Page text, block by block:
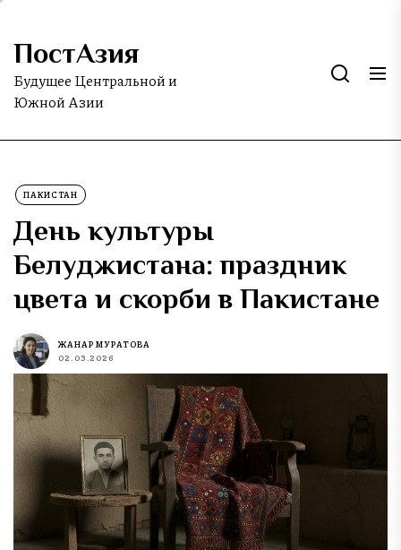
Skip
the
content
ПостАзия
Будущее Центральной и
Южной Азии
ПАКИСТАН
День культуры
Белуджистана: праздник
цвета и скорби в Пакистане
ЖАНАР МУРАТОВА
02.03.2026